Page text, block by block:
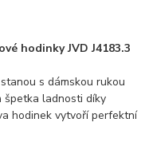
hodinky JVD J4183.3
s dámskou rukou
špetka ladnosti díky
hodinek vytvoří perfektní